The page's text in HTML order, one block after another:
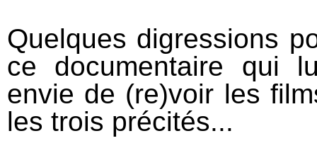
Quelques digressions
ce documentaire qui
envie de (re)voir les
les trois précités...